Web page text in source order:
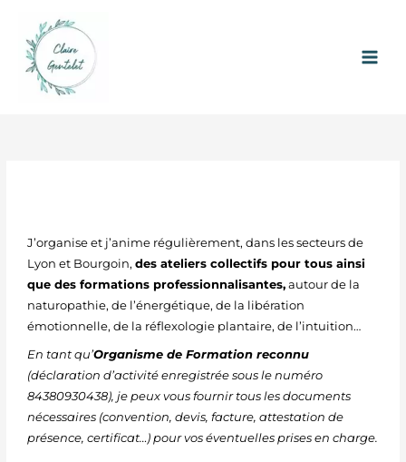
contenu
J’organise et j’anime régulièrement, dans les secteurs de
Lyon et Bourgoin, des ateliers collectifs pour tous ainsi
que des formations professionnalisantes,autour de la
naturopathie, de l’énergétique, de la libération
émotionnelle, de la réflexologie plantaire, de l’intuition…
En tant qu’Organisme de Formation reconnu
(déclaration d’activité enregistrée sous le numéro
84380930438), je peux vous fournir tous les documents
nécessaires (convention, devis, facture, attestation de
présence, certificat…) pour vos éventuelles prises en charge.